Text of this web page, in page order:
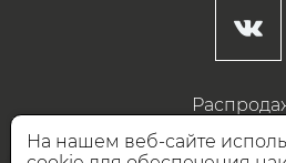
Готовые
На нашем веб-сайте